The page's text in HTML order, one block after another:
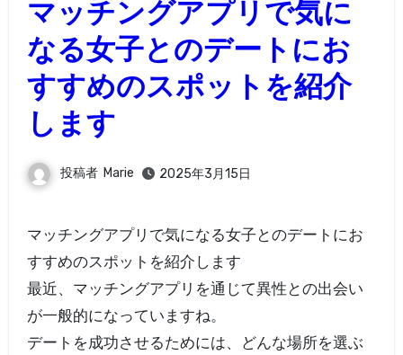
マッチングアプリで気に
なる女子とのデートにお
すすめのスポットを紹介
します
投稿者 Marie 2025年3月15日
マッチングアプリで気になる女子とのデートにお
すすめのスポットを紹介します
最近、マッチングアプリを通じて異性との出会い
が一般的になっていますね。
デートを成功させるためには、どんな場所を選ぶ